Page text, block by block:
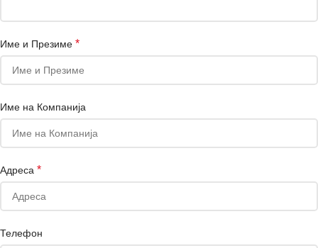
Име и Презиме *
Име на Компанија
Адреса *
Телефон